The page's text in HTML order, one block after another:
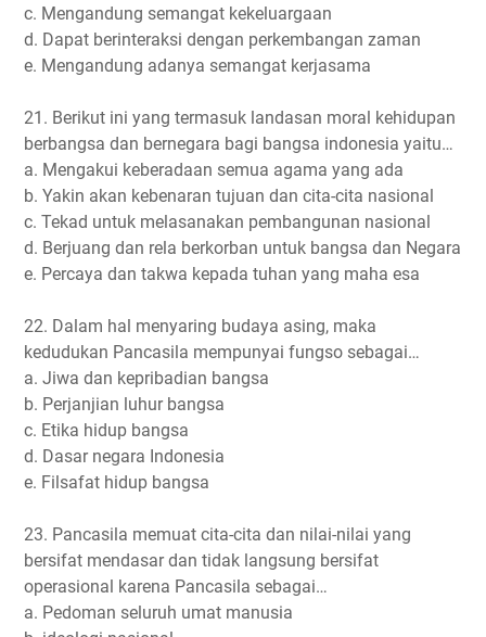
c. Mengandung semangat kekeluargaan
d. Dapat berinteraksi dengan perkembangan zaman
e. Mengandung adanya semangat kerjasama
21. Berikut ini yang termasuk landasan moral kehidupan
berbangsa dan bernegara bagi bangsa indonesia yaitu…
a. Mengakui keberadaan semua agama yang ada
b. Yakin akan kebenaran tujuan dan cita-cita nasional
c. Tekad untuk melasanakan pembangunan nasional
d. Berjuang dan rela berkorban untuk bangsa dan Negara
e. Percaya dan takwa kepada tuhan yang maha esa
22. Dalam hal menyaring budaya asing, maka
kedudukan Pancasila mempunyai fungso sebagai…
a. Jiwa dan kepribadian bangsa
b. Perjanjian luhur bangsa
c. Etika hidup bangsa
d. Dasar negara Indonesia
e. Filsafat hidup bangsa
23. Pancasila memuat cita-cita dan nilai-nilai yang
bersifat mendasar dan tidak langsung bersifat
operasional karena Pancasila sebagai…
a. Pedoman seluruh umat manusia